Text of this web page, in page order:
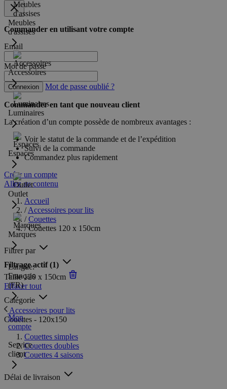
Meubles
d'assises
Accessoires
Luminaires
Espaces
Outlet
Marques
Langue:
Français
(FR)
Mon
compte
Service
client
Commander en utilisant votre compte
Email
Mot de passe
Connexion Mot de passe oublié ?
Commander en tant que nouveau client
La création d’un compte possède de nombreux avantages :
Voir le statut de la commande et de l’expédition
Suivi de la commande
Commandez plus rapidement
Créer un compte
Allez au contenu
Accueil
/ Accessoires pour lits
/ Couettes
/ Couettes 120 x 150cm
Filtrer par
Filtrage actif(1)
Taille 120 x 150cm
Effacer tout
Catégorie
Accessoires pour lits
Couettes - 120x150
Couettes simples
Couettes doubles
Couettes 4 saisons
Délai de livraison